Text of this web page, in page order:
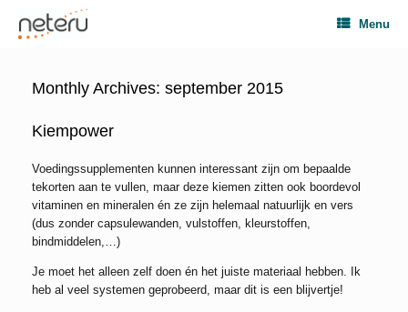
Menu
Monthly Archives: september 2015
Kiempower
Voedingssupplementen kunnen interessant zijn om bepaalde
tekorten aan te vullen, maar deze kiemen zitten ook boordevol
vitaminen en mineralen én ze zijn helemaal natuurlijk en vers
(dus zonder capsulewanden, vulstoffen, kleurstoffen,
bindmiddelen,…)
Je moet het alleen zelf doen én het juiste materiaal hebben. Ik
heb al veel systemen geprobeerd, maar dit is een blijvertje!